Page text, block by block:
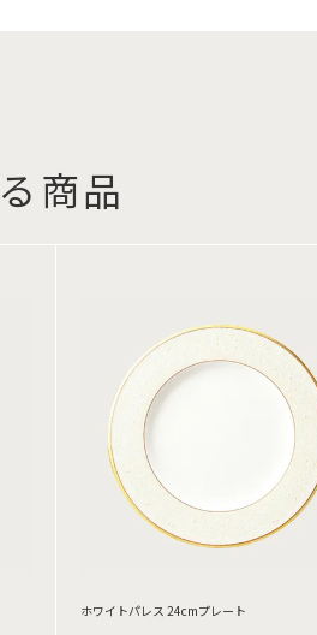
商品
ホワイトパレス 24cmプレート